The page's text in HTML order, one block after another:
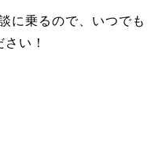
に乗るので、いつでも
い！